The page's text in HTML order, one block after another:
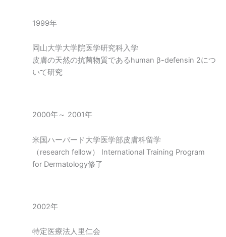
1999年
岡山大学大学院医学研究科入学
皮膚の天然の抗菌物質であるhuman β-defensin 2につ
いて研究
2000年～ 2001年
米国ハーバード大学医学部皮膚科留学
（research fellow） International Training Program
for Dermatology修了
2002年
特定医療法人里仁会